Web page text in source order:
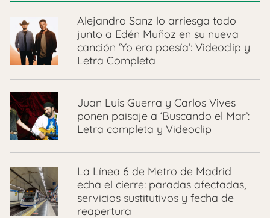
Alejandro Sanz lo arriesga todo
junto a Edén Muñoz en su nueva
canción ‘Yo era poesía’: Videoclip y
Letra Completa
Juan Luis Guerra y Carlos Vives
ponen paisaje a ‘Buscando el Mar’:
Letra completa y Videoclip
La Línea 6 de Metro de Madrid
echa el cierre: paradas afectadas,
servicios sustitutivos y fecha de
reapertura